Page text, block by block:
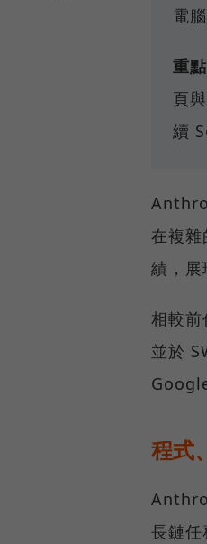
電
重
頁
續
在複
績，展
相較
並於
程式
長鏈